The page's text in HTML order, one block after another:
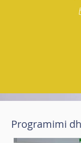
Programimi